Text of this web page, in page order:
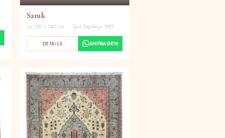
Saruk
ca. 210 x 140 cm · laut Signatur 1997
DETAILS ANFRAGEN